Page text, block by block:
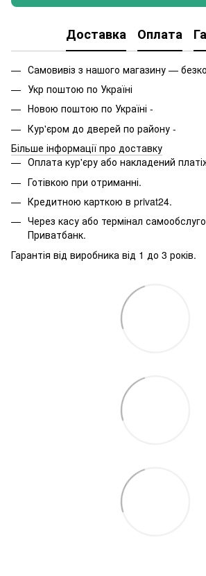
Доставка Оплата
Самовивіз з нашого магазину —
Укр поштою по Україні
Новою поштою по Україні -
Кур'єром до дверей по району -
Більше інформації про доставку
Оплата кур'єру або накладений
Готівкою при отриманні.
Кредитною карткою в privat24.
Через касу або термінал
Приватбанк.
Гарантія від виробника від 1 до 3 років.